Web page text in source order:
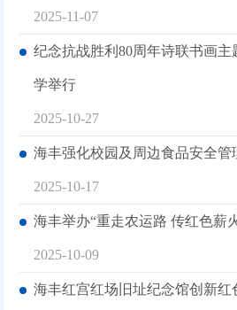
2025-11-07
纪念抗战胜利80周年诗联书画
学举行
2025-10-27
海丰强化校园及周边食品安全
2025-10-17
海丰举办“重走农运路 传红色薪
2025-10-09
海丰红宫红场旧址纪念馆创新红